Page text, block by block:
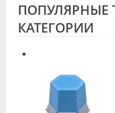
ПОПУЛЯРНЫЕ
КАТЕГОРИИ